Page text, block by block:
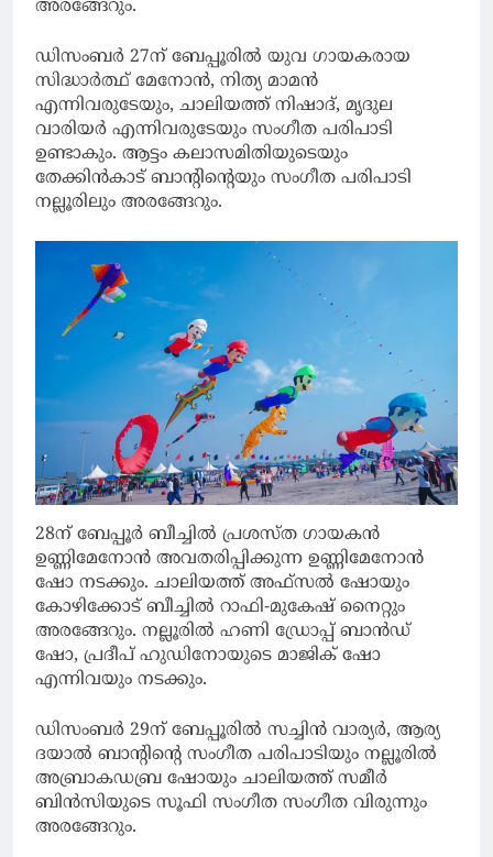
അരങ്ങേറും.
ഡിസംബർ 27ന് ബേപ്പൂരിൽ യുവ ഗായകരായ
സിദ്ധാർത്ഥ് മേനോൻ, നിത്യ മാമൻ
എന്നിവരുടേയും, ചാലിയത്ത് നിഷാദ്, മൃദുല
വാരിയർ എന്നിവരുടേയും സംഗീത പരിപാടി
ഉണ്ടാകും. ആട്ടം കലാസമിതിയുടെയും
തേക്കിൻകാട് ബാന്റിന്റെയും സംഗീത പരിപാടി
നല്ലൂരിലും അരങ്ങേറും.
28ന് ബേപ്പൂർ ബീച്ചിൽ പ്രശസ്ത ഗായകൻ
ഉണ്ണിമേനോൻ അവതരിപ്പിക്കുന്ന ഉണ്ണിമേനോൻ
ഷോ നടക്കും. ചാലിയത്ത് അഫ്‌സൽ ഷോയും
കോഴിക്കോട് ബീച്ചിൽ റാഫി-മുകേഷ് നൈറ്റും
അരങ്ങേറും. നല്ലൂരിൽ ഹണി ഡ്രോപ്പ് ബാൻഡ്
ഷോ, പ്രദീപ് ഹുഡിനോയുടെ മാജിക് ഷോ
എന്നിവയും നടക്കും.
ഡിസംബർ 29ന് ബേപ്പൂരിൽ സച്ചിൻ വാര്യർ, ആര്യ
ദയാൽ ബാന്റിന്റെ സംഗീത പരിപാടിയും നല്ലൂരിൽ
അബ്രാകഡബ്ര ഷോയും ചാലിയത്ത് സമീർ
ബിൻസിയുടെ സൂഫി സംഗീത സംഗീത വിരുന്നും
അരങ്ങേറും.